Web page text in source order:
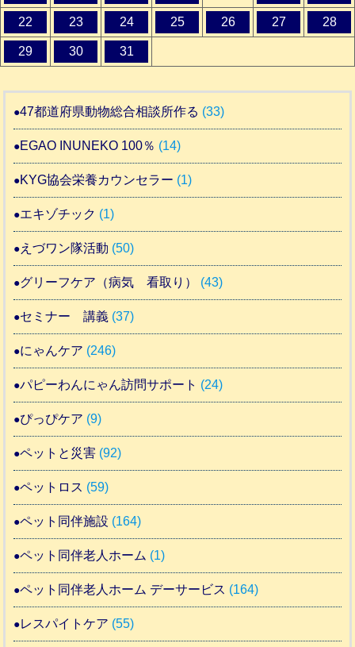
22 23 24 25 26 27 28
29 30 31
47都道府県動物総合相談所作る (33)
EGAO INUNEKO 100％ (14)
KYG協会栄養カウンセラー (1)
エキゾチック (1)
えづワン隊活動 (50)
グリーフケア（病気 看取り） (43)
セミナー 講義 (37)
にゃんケア (246)
パピーわんにゃん訪問サポート (24)
ぴっぴケア (9)
ペットと災害 (92)
ペットロス (59)
ペット同伴施設 (164)
ペット同伴老人ホーム (1)
ペット同伴老人ホーム デーサービス (164)
レスパイトケア (55)